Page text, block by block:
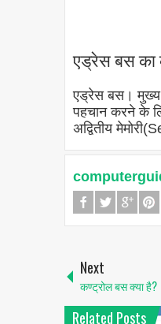
एड्रेस बस का
एड्रेस बस। मुख्य
पहचान करने के
अद्वितीय
Next
कण्ट्रोल बस क्या है?
Related Posts